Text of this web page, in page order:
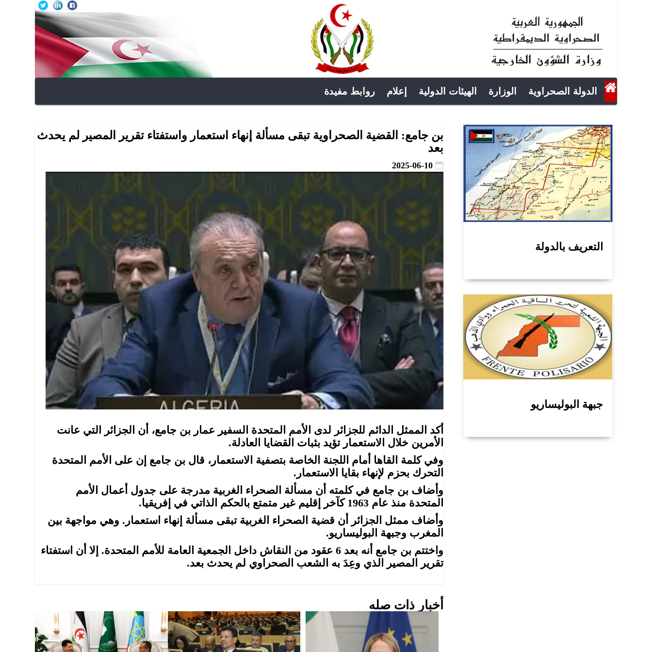
الدولة الصحراوية الوزارة الهيئات الدولية إعلام روابط مفيدة
بن جامع: القضية الصحراوية تبقى مسألة إنهاء استعمار واستفتاء تقرير المصير لم يحدث
بعد
2025-06-10
أكد الممثل الدائم للجزائر لدى الأمم المتحدة السفير عمار بن جامع، أن الجزائر التي عانت
الأمرين خلال الاستعمار تؤيد بثبات القضايا العادلة.
وفي كلمة القاها أمام اللجنة الخاصة بتصفية الاستعمار، قال بن جامع إن على الأمم المتحدة
التحرك بحزم لإنهاء بقايا الاستعمار.
وأضاف بن جامع في كلمته أن مسألة الصحراء الغربية مدرجة على جدول أعمال الأمم
المتحدة منذ عام 1963 كآخر إقليم غير متمتع بالحكم الذاتي في إفريقيا.
وأضاف ممثل الجزائر أن قضية الصحراء الغربية تبقى مسألة إنهاء استعمار. وهي مواجهة بين
المغرب وجبهة البوليساريو.
واختتم بن جامع أنه بعد 6 عقود من النقاش داخل الجمعية العامة للأمم المتحدة. إلا أن استفتاء
تقرير المصير الذي وعِدَ به الشعب الصحراوي لم يحدث بعد.
أخبار ذات صله
التعريف بالدولة
جبهة البوليساريو